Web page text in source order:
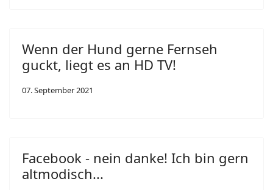
Wenn der Hund gerne Fernseh
guckt, liegt es an HD TV!
07. September 2021
Facebook - nein danke! Ich bin gern
altmodisch...